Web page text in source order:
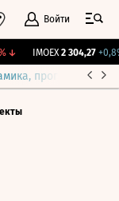
Войти
↓ IMOEX 2 304,27
прогнозы